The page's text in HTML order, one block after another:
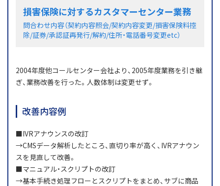
損害保険に対するカスタマーセンター業務
問合わせ内容（契約内容照会/契約内容変更/損害保険料控
除/証券/承認証再発行/解約/住所・電話番号変更etc）
2004年度他コールセンター会社より、2005年度業務を引き継
ぎ、業務改善を行った。人数体制は変更せず。
改善内容例
■IVRアナウンスの改訂
→CMSデータ解析したところ、直切り率が高く、IVRアナウン
スを見直して改善。
■マニュアル・スクリプトの改訂
→基本手続き処理フローとスクリプトをまとめ、サブに商品